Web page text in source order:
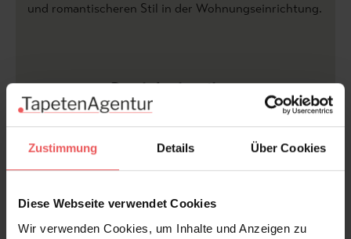
Zustimmung Details Über Cookies
Diese Webseite verwendet Cookies
Wir verwenden Cookies, um Inhalte und Anzeigen zu
und romantischeren Stil in der Wohnungseinrichtung.
Produktdetails
Versand & Zahlung
Bewertungen
FAQ Teilen!